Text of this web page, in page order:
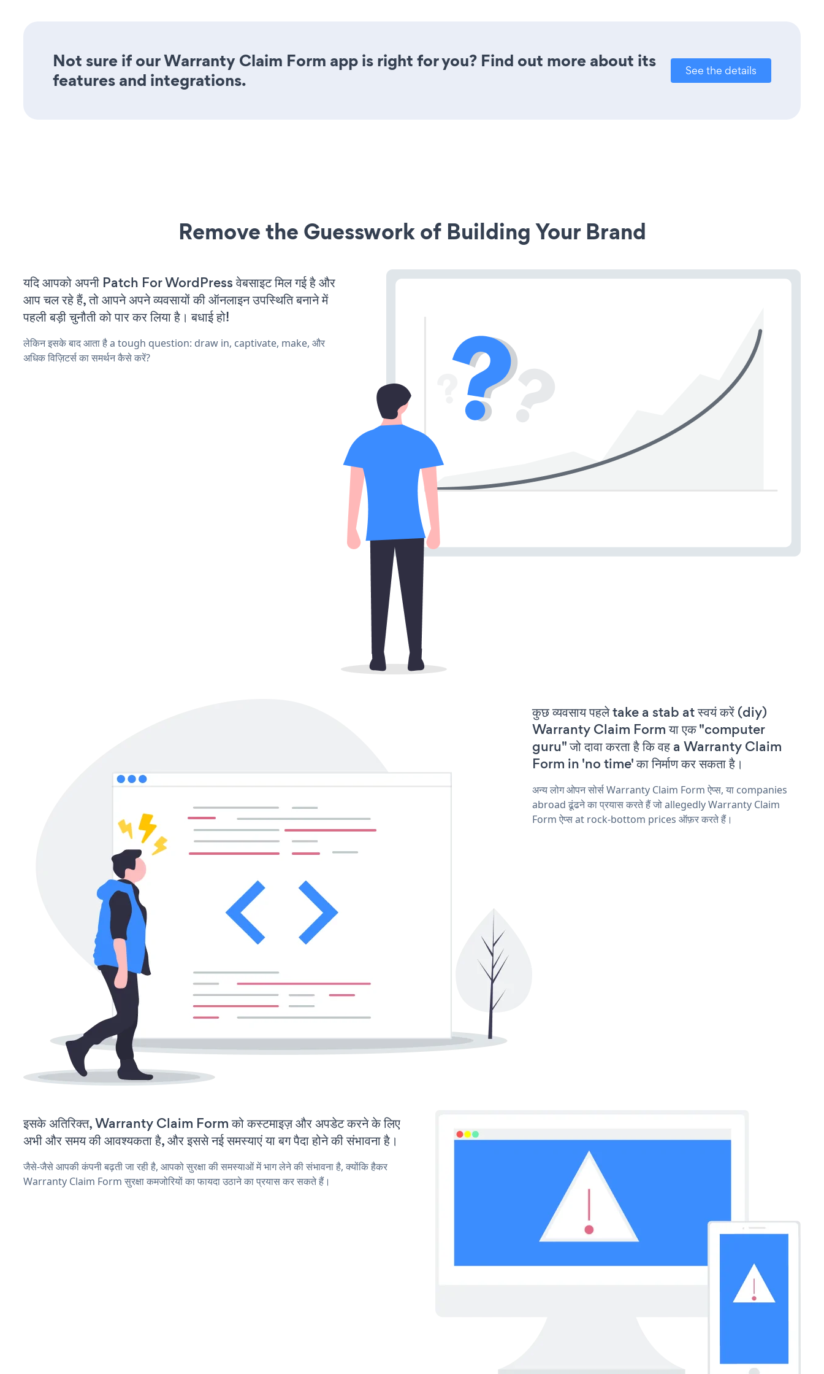
Not sure if our Warranty Claim Form app is right for you? Find out more about its
features and integrations.
See the details
Remove the Guesswork of Building Your Brand
यदि आपको अपनी Patch For WordPress वेबसाइट मिल गई है और
आप चल रहे हैं, तो आपने अपने व्यवसायों की ऑनलाइन उपस्थिति बनाने में
पहली बड़ी चुनौती को पार कर लिया है। बधाई हो!
लेकिन इसके बाद आता है a tough question: draw in, captivate, make, और
अधिक विज़िटर्स का समर्थन कैसे करें?
कुछ व्यवसाय पहले take a stab at स्वयं करें (diy)
Warranty Claim Form या एक "computer
guru" जो दावा करता है कि वह a Warranty Claim
Form in 'no time' का निर्माण कर सकता है।
अन्य लोग ओपन सोर्स Warranty Claim Form ऐप्स, या companies
abroad ढूंढने का प्रयास करते हैं जो allegedly Warranty Claim
Form ऐप्स at rock-bottom prices ऑफ़र करते हैं।
इसके अतिरिक्त, Warranty Claim Form को कस्टमाइज़ और अपडेट करने के लिए
अभी और समय की आवश्यकता है, और इससे नई समस्याएं या बग पैदा होने की संभावना है।
जैसे-जैसे आपकी कंपनी बढ़ती जा रही है, आपको सुरक्षा की समस्याओं में भाग लेने की संभावना है, क्योंकि हैकर
Warranty Claim Form सुरक्षा कमजोरियों का फायदा उठाने का प्रयास कर सकते हैं।